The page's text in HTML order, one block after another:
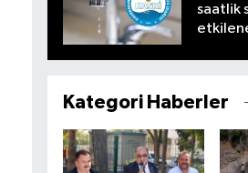
saatlik
Kategori Haberler